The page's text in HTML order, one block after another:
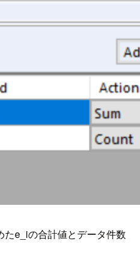
e_iの合計値とデータ件数